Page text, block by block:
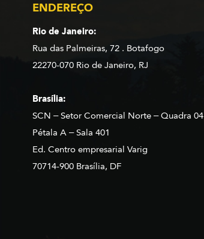
ENDEREÇO
Rio de Janeiro:
Rua das Palmeiras, 72 . Botafogo
22270-070 Rio de Janeiro, RJ
Brasília:
SCN – Setor Comercial Norte – Quadra 04
Pétala A – Sala 401
Ed. Centro empresarial Varig
70714-900 Brasília, DF